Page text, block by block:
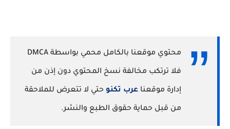
محتوي موقعنا بالكامل محمي بواسطة DMCA
فلا ترتكب مخالفة نسخ المحتوي دون إذن من
إدارة موقعنا عرب تكنو حتي لا تتعرض للملاحقة
من قبل حماية حقوق الطبع والنشر.